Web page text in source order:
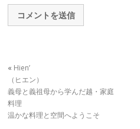
« Hien’
（ヒエン）
義母と義祖母から学んだ越・家庭
料理
温かな料理と空間へようこそ